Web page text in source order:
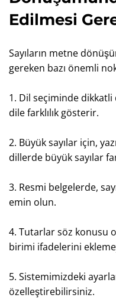
Edilmesi
Sayıların metne
gereken bazı önemli
1. Dil seçiminde dikkatli
dile farklılık gösterir.
2. Büyük sayılar için,
dillerde büyük sayılar
3. Resmi belgelerde,
emin olun.
4. Tutarlar söz konusu
birimi ifadelerini
5. Sistemimizdeki
özelleştirebilirsiniz.